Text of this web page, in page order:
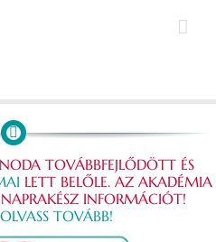
TOVÁBBFEJLŐDÖTT ÉS
LETT BELŐLE. AZ AKADÉMIA
INFORMÁCIÓT!
TOVÁBB!